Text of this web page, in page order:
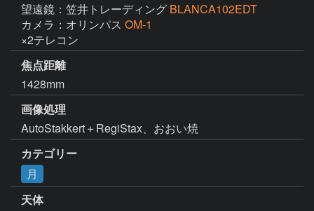
望遠鏡：笠井トレーディング BLANCA102EDT
カメラ：オリンパス OM-1
×2テレコン
焦点距離
1428mm
画像処理
AutoStakkert＋RegiStax、おおい焼
カテゴリー
月
天体